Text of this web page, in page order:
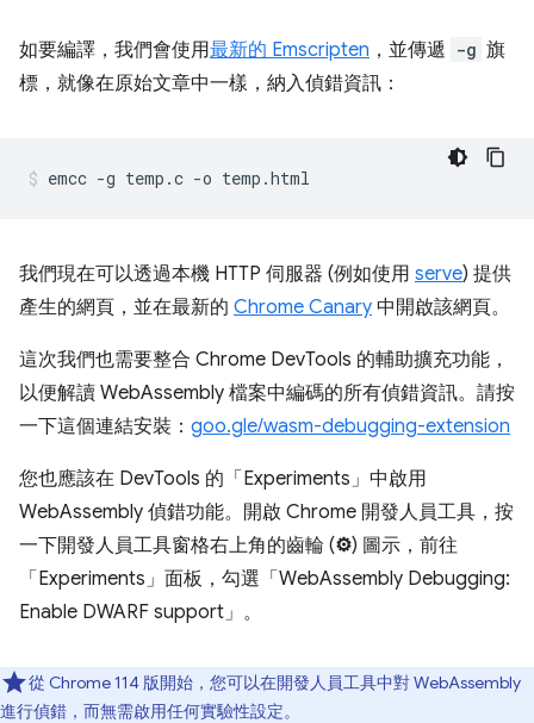
如要編譯，我們會使用最新的 Emscripten ，並傳遞 -g 旗
標，就像在原始文章中一樣，納入偵錯資訊：
我們現在可以透過本機 HTTP 伺服器 (例如使用 serve) 提供
產生的網頁，並在最新的 Chrome Canary 中開啟該網頁。
這次我們也需要整合 Chrome DevTools 的輔助擴充功能，
以便解讀 WebAssembly 檔案中編碼的所有偵錯資訊。請按
一下這個連結安裝： goo.gle/wasm-debugging-extension
您也應該在 DevTools 的「Experiments」 中啟用
WebAssembly 偵錯功能。開啟 Chrome 開發人員工具，按
一下開發人員工具窗格右上角的齒輪 (⚙) 圖示，前往
「Experiments」 面板，勾選「WebAssembly Debugging:
Enable DWARF support」 。
從 Chrome 114 版開始，您可以在開發人員工具中對 WebAssembly
進行偵錯，而無需啟用任何實驗性設定。